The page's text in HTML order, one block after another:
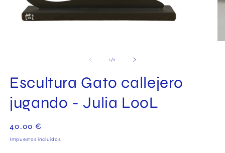
una
ventana
modal
1/de2
Escultura Gato callejero
jugando - Julia LooL
Precio
habitual
40.00 €
Impuestos incluidos.